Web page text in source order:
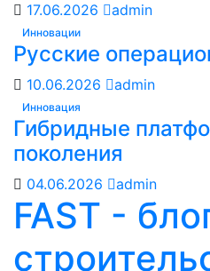
17.06.2026 admin
Инновации
Русские
10.06.2026 admin
Инновация
Гибридные
поколения
04.06.2026 admin
FAST -